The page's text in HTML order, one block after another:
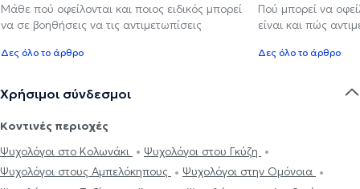
Μάθε πού οφείλονται και ποιος ειδικός μπορεί
να σε βοηθήσεις να τις αντιμετωπίσεις
Δες όλο το άρθρο
Πού μπορεί να
είναι και πώς
Δες όλο το άρθρο
Χρήσιμοι σύνδεσμοι
Κοντινές περιοχές
Ψυχολόγοι στο Κολωνάκι
Ψυχολόγοι στου Γκύζη
Ψυχολόγοι στους Αμπελόκηπους
Ψυχολόγοι στην Ομόνοια